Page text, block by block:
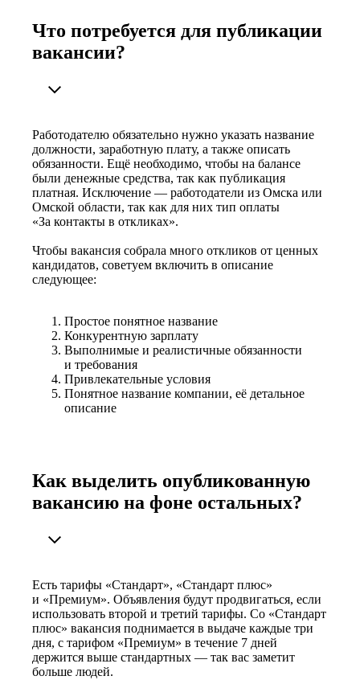
Что потребуется для публикации
вакансии?
Работодателю обязательно нужно указать название
должности, заработную плату, а также описать
обязанности. Ещё необходимо, чтобы на балансе
были денежные средства, так как публикация
платная. Исключение — работодатели из Омска или
Омской области, так как для них тип оплаты
«За контакты в откликах».
Чтобы вакансия собрала много откликов от ценных
кандидатов, советуем включить в описание
следующее:
Простое понятное название
Конкурентную зарплату
Выполнимые и реалистичные обязанности
и требования
Привлекательные условия
Понятное название компании, её детальное
описание
Как выделить опубликованную
вакансию на фоне остальных?
Есть тарифы «Стандарт», «Стандарт плюс»
и «Премиум». Объявления будут продвигаться, если
использовать второй и третий тарифы. Со «Стандарт
плюс» вакансия поднимается в выдаче каждые три
дня, с тарифом «Премиум» в течение 7 дней
держится выше стандартных — так вас заметит
больше людей.